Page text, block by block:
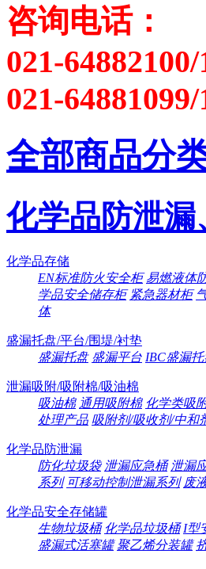
咨询电话：
021-
021-
全部商品分
化学品防泄漏
化学品存储
EN标准防火安全柜 易燃液体
学品安全储存柜 紧急器材柜
体
盛漏托盘/平台/围堤/衬垫
盛漏托盘 盛漏平台 IBC盛漏
泄漏吸附/吸附棉/吸油棉
吸油棉 通用吸附棉 化学类吸
处理产品 吸附剂/吸收剂/中和
化学品防泄漏
防化垃圾袋 泄漏应急桶 泄漏
系列 可移动控制泄漏系列 废
化学品安全存储罐
生物垃圾桶 化学品垃圾桶 I型
盛漏式活塞罐 聚乙烯分装罐